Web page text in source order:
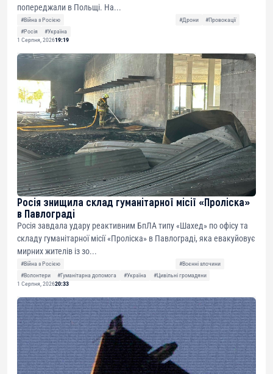
попереджали в Польщі. На...
#Війна з Росією #Дрони
#Провокації
#Росія
#Україна
1 Серпня, 202619:19
Росія знищила склад гуманітарної місії «Проліска»
в Павлограді
Росія завдала удару реактивним БпЛА типу «Шахед» по офісу та
складу гуманітарної місії «Проліска» в Павлограді, яка евакуйовує
мирних жителів із зо...
#Війна з Росією
#Воєнні злочини
#Волонтери
#Гуманітарна допомога #Україна
#Цивільні громадяни
1 Серпня, 202620:33